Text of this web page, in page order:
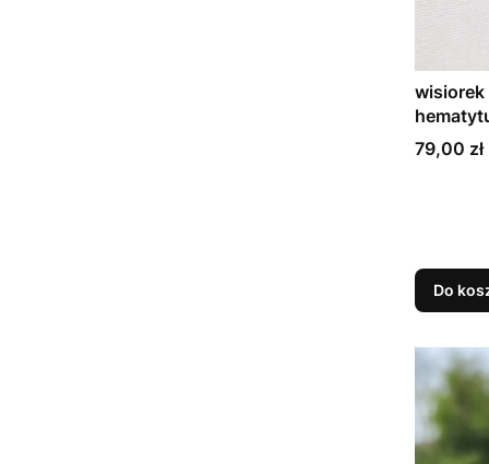
wisiorek
Cena
79,00 zł
Do